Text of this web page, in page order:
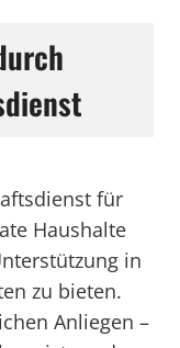
für
Haushalte
in
zu bieten.
Anliegen –